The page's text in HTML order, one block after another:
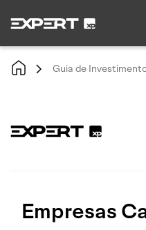
Guia de
Empresas